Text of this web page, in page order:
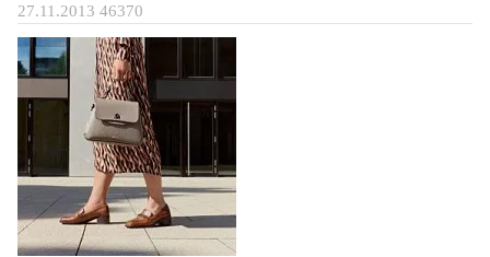
27.11.2013 46370